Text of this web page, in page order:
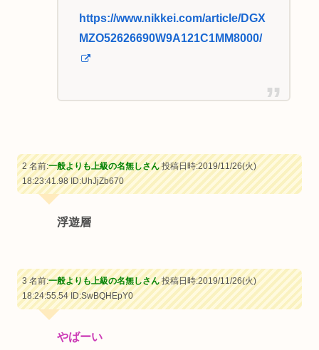
https://www.nikkei.com/article/DGX
MZO52626690W9A121C1MM8000/
2 名前:一般よりも上級の名無しさん投稿日時:2019/11/26(火)
18:23:41.98ID:UhJjZb670
浮遊層
3 名前:一般よりも上級の名無しさん投稿日時:2019/11/26(火)
18:24:55.54ID:SwBQHEpY0
やばーい